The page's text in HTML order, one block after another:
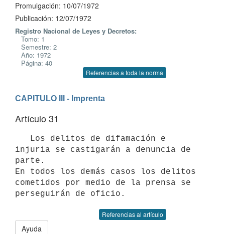
Promulgación: 10/07/1972
Publicación: 12/07/1972
Registro Nacional de Leyes y Decretos:
Tomo: 1
Semestre: 2
Año: 1972
Página: 40
Referencias a toda la norma
CAPITULO III - Imprenta
Artículo 31
injuria se castigarán a denuncia de
parte.
En todos los demás casos los delitos
cometidos por medio de la prensa se
Referencias al artículo
Ayuda